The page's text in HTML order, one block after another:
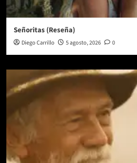
Señoritas (Reseña)
Diego Carrillo 5 agosto, 2026 0